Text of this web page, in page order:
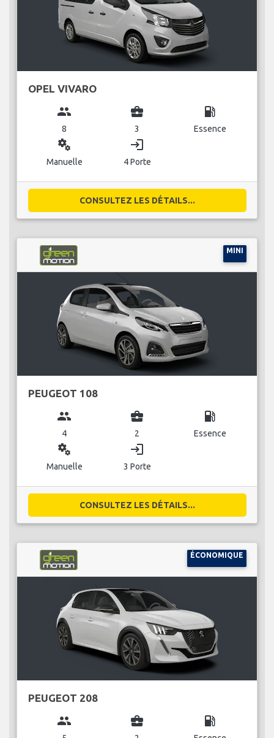
OPEL VIVARO
group
8
business_center
3
local_gas_station
Essence
miscellaneous_services
Manuelle
login
4 Porte
CONSULTEZ LES DÉTAILS...
MINI
PEUGEOT 108
group
4
business_center
2
local_gas_station
Essence
miscellaneous_services
Manuelle
login
3 Porte
CONSULTEZ LES DÉTAILS...
ÉCONOMIQUE
PEUGEOT 208
group business_center local_gas_station